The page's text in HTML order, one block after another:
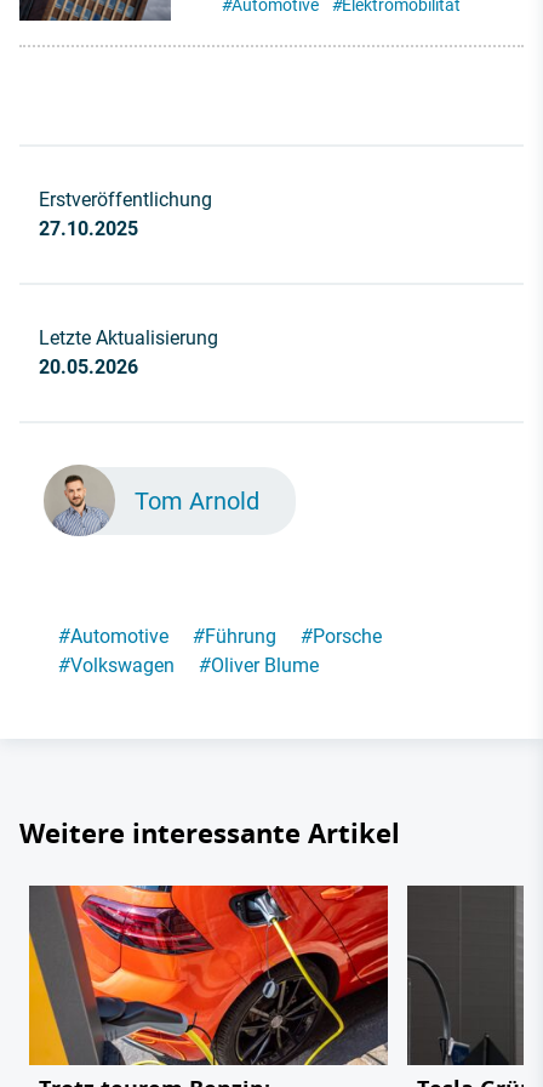
#Automotive #Elektromobilität
Erstveröffentlichung
27.10.2025
Letzte Aktualisierung
20.05.2026
Tom Arnold
#Automotive #Führung #Porsche
#Volkswagen #Oliver Blume
Weitere interessante Artikel